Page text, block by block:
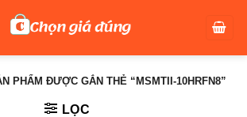
PHẨM ĐƯỢC GẮN THẺ “MSMTII-10HRFN8”
LỌC